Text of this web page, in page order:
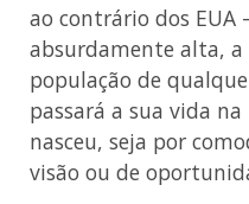
ao contrário dos EUA
absurdamente alta,
população de
passará a sua vida
nasceu, seja por
visão ou de